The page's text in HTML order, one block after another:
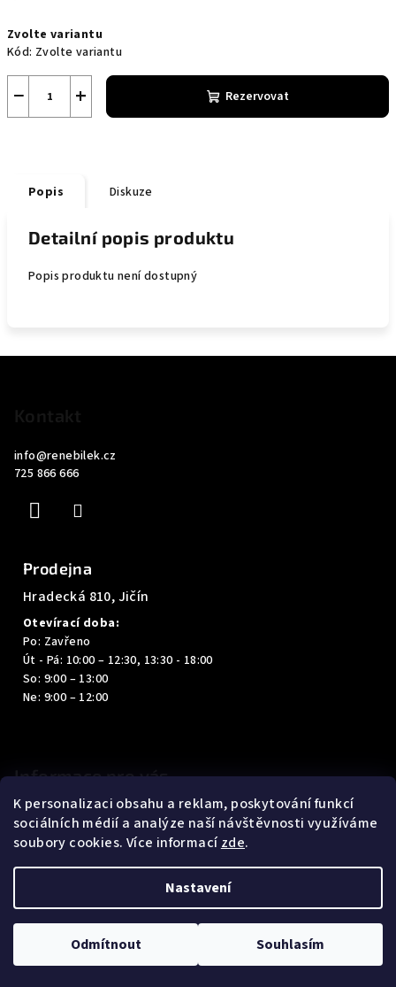
K personalizaci obsahu a reklam, poskytování funkcí
sociálních médií a analýze naší návštěvnosti využíváme
soubory cookies. Více informacízde.
Nastavení
Odmítnout Souhlasím
cena:
Zvolte variantu
Kód: Zvolte variantu
+
− Rezervovat
Popis Diskuze
Detailní popis produktu
Popis produktu není dostupný
info@renebilek.cz
725 866 666
Prodejna
Hradecká 810, Jičín
Otevírací doba:
Po: Zavřeno
Út - Pá: 10:00 – 12:30, 13:30 - 18:00
So: 9:00 – 13:00
Ne: 9:00 – 12:00
Informace pro vás
Kontakty
Obchodní podmínky
Upravit nastavení cookies
Vytvořil Shoptet